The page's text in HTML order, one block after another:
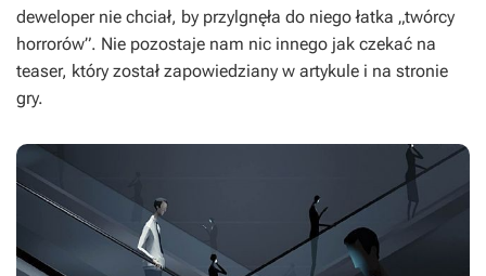
deweloper nie chciał, by przylgnęła do niego łatka „twórcy
horrorów”. Nie pozostaje nam nic innego jak czekać na
teaser, który został zapowiedziany w artykule i na stronie
gry.